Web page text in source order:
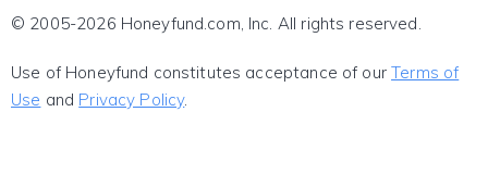
© 2005-2026 Honeyfund.com, Inc. All rights reserved.
Use of Honeyfund constitutes acceptance of ourTerms of
Use and Privacy Policy.